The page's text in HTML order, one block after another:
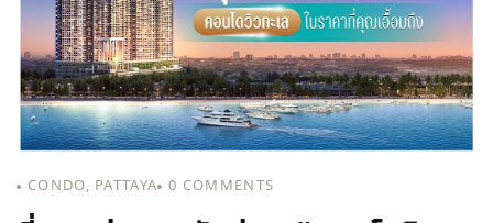
CONDO, PATTAYA 0 COMMENTS